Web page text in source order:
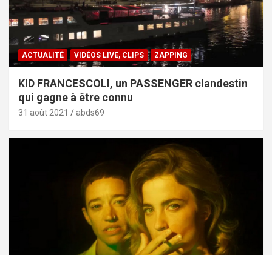
ACTUALITÉ VIDÉOS LIVE, CLIPS ZAPPING
KID FRANCESCOLI, un PASSENGER clandestin
qui gagne à être connu
31 août 2021 abds69